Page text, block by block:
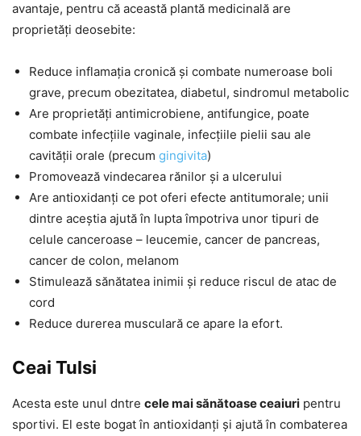
avantaje, pentru că această plantă medicinală are
proprietăți deosebite:
Reduce inflamația cronică și combate numeroase boli
grave, precum obezitatea, diabetul, sindromul metabolic
Are proprietăți antimicrobiene, antifungice, poate
combate infecțiile vaginale, infecțiile pielii sau ale
cavității orale (precum gingivita)
Promovează vindecarea rănilor și a ulcerului
Are antioxidanți ce pot oferi efecte antitumorale; unii
dintre aceștia ajută în lupta împotriva unor tipuri de
celule canceroase – leucemie, cancer de pancreas,
cancer de colon, melanom
Stimulează sănătatea inimii și reduce riscul de atac de
cord
Reduce durerea musculară ce apare la efort.
Ceai Tulsi
Acesta este unul dntre cele mai sănătoase ceaiuri pentru
sportivi. El este bogat în antioxidanți și ajută în combaterea